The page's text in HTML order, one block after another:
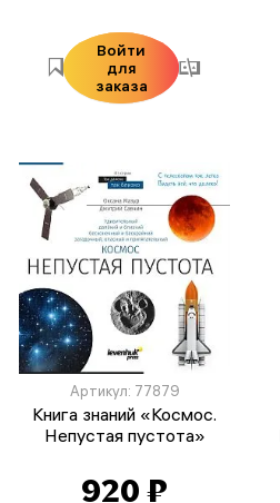
Войти
для
заказа
Артикул: 77879
Книга знаний «Космос.
Непустая пустота»
920 ₽